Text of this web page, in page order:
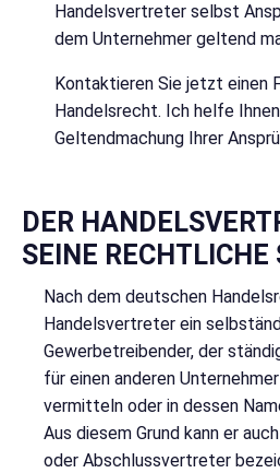
Handelsvertreter selbst
dem Unternehmer geltend
Kontaktieren Sie jetzt einen
Handelsrecht. Ich helfe
Geltendmachung Ihrer
DER
SEINE RECHTLICHE
Nach dem deutschen
Handelsvertreter ein
Gewerbetreibender, der
für einen anderen
vermitteln oder in dessen
Aus diesem Grund kann er
oder Abschlussvertreter